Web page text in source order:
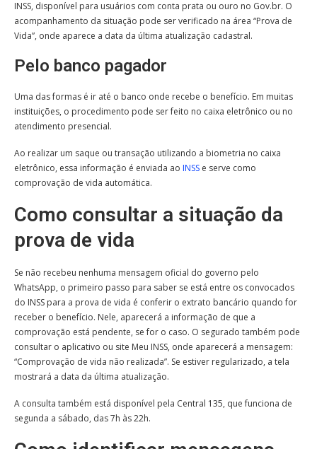
INSS, disponível para usuários com conta prata ou ouro no Gov.br. O
acompanhamento da situação pode ser verificado na área “Prova de
Vida”, onde aparece a data da última atualização cadastral.
Pelo banco pagador
Uma das formas é ir até o banco onde recebe o benefício. Em muitas
instituições, o procedimento pode ser feito no caixa eletrônico ou no
atendimento presencial.
Ao realizar um saque ou transação utilizando a biometria no caixa
eletrônico, essa informação é enviada ao INSS e serve como
comprovação de vida automática.
Como consultar a situação da
prova de vida
Se não recebeu nenhuma mensagem oficial do governo pelo
WhatsApp, o primeiro passo para saber se está entre os convocados
do INSS para a prova de vida é conferir o extrato bancário quando for
receber o benefício. Nele, aparecerá a informação de que a
comprovação está pendente, se for o caso. O segurado também pode
consultar o aplicativo ou site Meu INSS, onde aparecerá a mensagem:
“Comprovação de vida não realizada”. Se estiver regularizado, a tela
mostrará a data da última atualização.
A consulta também está disponível pela Central 135, que funciona de
segunda a sábado, das 7h às 22h.